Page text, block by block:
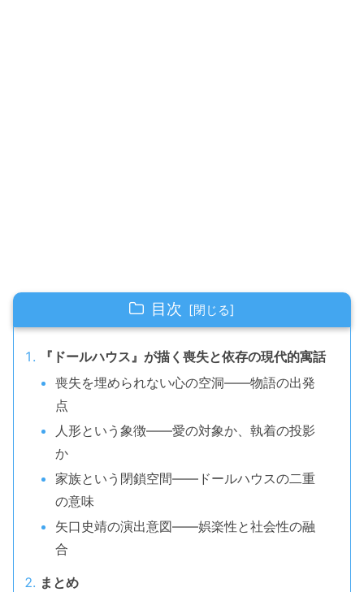
目次
『ドールハウス』が描く喪失と依存の現代的寓話
喪失を埋められない心の空洞——物語の出発
点
人形という象徴——愛の対象か、執着の投影
か
家族という閉鎖空間——ドールハウスの二重
の意味
矢口史靖の演出意図——娯楽性と社会性の融
合
まとめ